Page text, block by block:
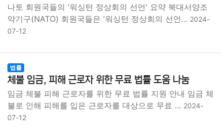
나토 회원국들의 '워싱턴 정상회의 선언' 요약 북대서양조
약기구(NATO) 회원국들은 '워싱턴 정상회의 선언… 2024-
07-12
법률
체불 임금, 피해 근로자 위한 무료 법률 도움 나눔
임금 체불 피해 근로자를 위한 무료 법률 지원 안내 임금 체
불로 인해 피해를 입은 근로자를 대상으로 무료 … 2024-
07-12